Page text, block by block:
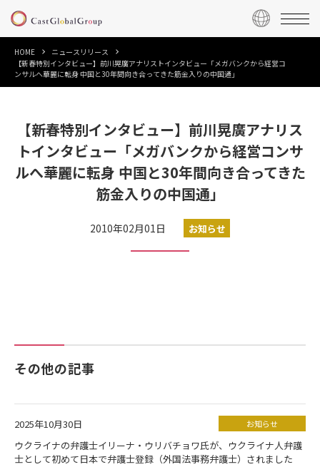
HOME
ニュースリリース
【新春特別インタビュー】前川晃廣アナリストインタビュー「メガバンクから経営コ
ンサルへ華麗に転身 中国と30年間向き合ってきた筋金入りの中国通」
【新春特別インタビュー】前川晃廣アナリス
トインタビュー「メガバンクから経営コンサ
ルへ華麗に転身 中国と30年間向き合ってきた
筋金入りの中国通」
2010年02月01日 お知らせ
その他の記事
2025年10月30日 お知らせ
ウクライナの弁護士イリーナ・ウリバチョワ氏が、ウクライナ人弁護
士として初めて日本で弁護士登録（外国法事務弁護士）されました